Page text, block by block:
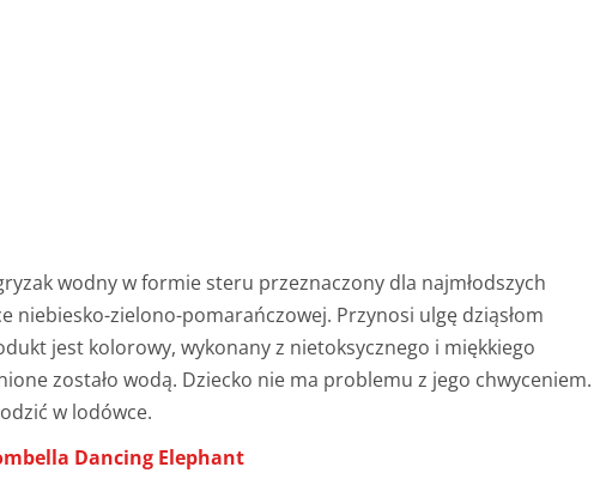
wodny w formie steru przeznaczony dla najmłodszych
niebiesko-zielono-pomarańczowej. Przynosi ulgę dziąsłom
jest kolorowy, wykonany z nietoksycznego i miękkiego
zostało wodą. Dziecko nie ma problemu z jego chwyceniem.
w lodówce.
Dancing Elephant